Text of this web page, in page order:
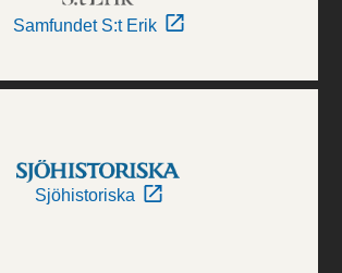
Samfundet S:t Erik
Sjöhistoriska